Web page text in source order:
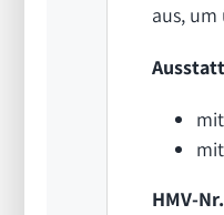
aus,
HMV-